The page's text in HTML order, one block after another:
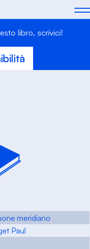
libro, scrivici!
meridiano
Paul